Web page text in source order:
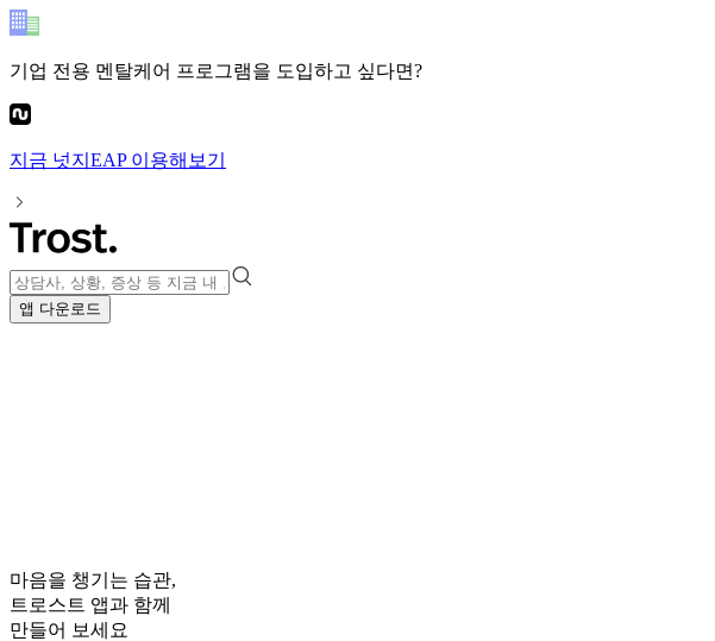
기업 전용 멘탈케어 프로그램을 도입하고 싶다면?
지금 넛지EAP이용해보기
앱 다운로드
마음을 챙기는 습관,
트로스트 앱과 함께
만들어 보세요